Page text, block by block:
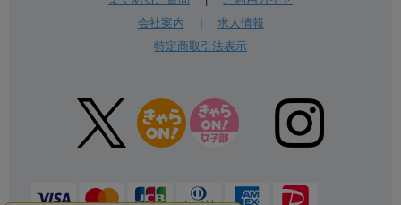
会社案内
求人情報
特定商取引法表示